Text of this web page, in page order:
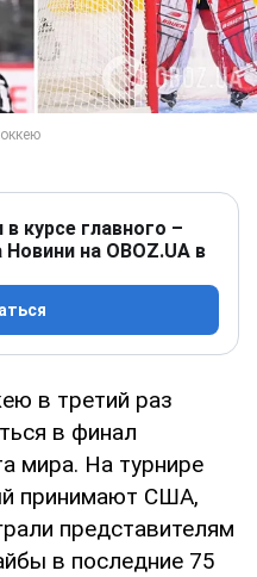
курсе главного –
на OBOZ.UA в
в третий раз
в финал
мира. На турнире
принимают США,
представителям
в последние 75